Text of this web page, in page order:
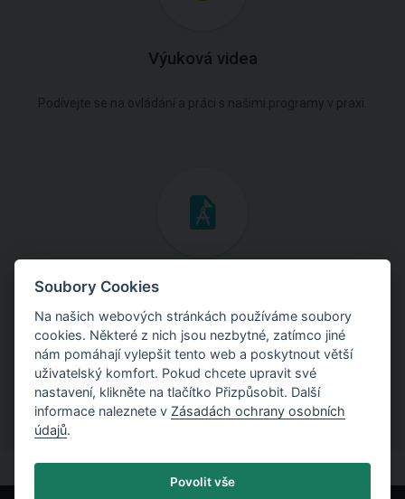
Výuková videa
Inženýrské manuály
Stáhněte si manuály s teoretickými i praktickými ukázkami
použití programů.
Soubory Cookies
Na našich webových stránkách používáme soubory
cookies. Některé z nich jsou nezbytné, zatímco jiné
nám pomáhají vylepšit tento web a poskytnout větší
uživatelský komfort. Pokud chcete upravit své
nastavení, klikněte na tlačítko Přizpůsobit. Další
informace naleznete v Zásadách ochrany osobních
údajů.
Povolit vše